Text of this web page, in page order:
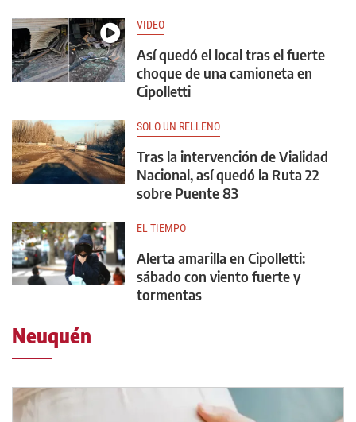
VIDEO
Así quedó el local tras el fuerte
choque de una camioneta en
Cipolletti
SOLO UN RELLENO
Tras la intervención de Vialidad
Nacional, así quedó la Ruta 22
sobre Puente 83
EL TIEMPO
Alerta amarilla en Cipolletti:
sábado con viento fuerte y
tormentas
Neuquén